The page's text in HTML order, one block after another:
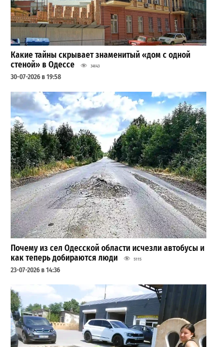
Какие тайны скрывает знаменитый «дом с одной
стеной» в Одессе
34143
30-07-2026 в 19:58
Почему из сел Одесской области исчезли автобусы и
как теперь добираются люди
5115
23-07-2026 в 14:36